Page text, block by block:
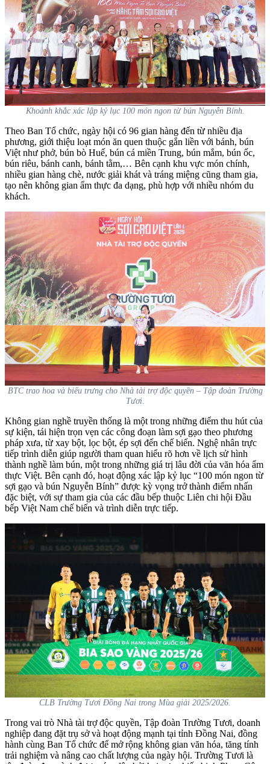
Khoảnh khắc xác lập kỷ lục 100 món ngon từ bún Nguyễn Bính.
Theo Ban Tổ chức, ngày hội có 96 gian hàng đến từ nhiều địa
phương, giới thiệu loạt món ăn quen thuộc gắn liền với bánh, bún
Việt như phở, bún bò Huế, bún cá miền Trung, bún mắm, bún ốc,
bún riêu, bánh canh, bánh tằm,… Bên cạnh khu vực món chính,
nhiều gian hàng chè, nước giải khát và tráng miệng cũng tham gia,
tạo nên không gian ẩm thực đa dạng, phù hợp với nhiều nhóm du
khách.
BTC trao hoa và biểu trưng cho Nhà tài trợ độc quyền – Tập đoàn Trường
Tươi.
Không gian nghề truyền thống là một trong những điểm thu hút của
sự kiện, tái hiện trọn vẹn các công đoạn làm sợi gạo theo phương
pháp xưa, từ xay bột, lọc bột, ép sợi đến chế biến. Nghệ nhân trực
tiếp trình diễn giúp người tham quan hiểu rõ hơn về lịch sử hình
thành nghề làm bún, một trong những giá trị lâu đời của văn hóa ẩm
thực Việt. Bên cạnh đó, hoạt động xác lập kỷ lục “100 món ngon từ
sợi gạo và bún Nguyễn Bính” được kỳ vọng trở thành điểm nhấn
đặc biệt, với sự tham gia của các đầu bếp thuộc Liên chi hội Đầu
bếp Việt Nam chế biến và trình diễn trực tiếp.
CLB Trường Tươi Đồng Nai trong Mùa giải 2025/2026.
Trong vai trò Nhà tài trợ độc quyền, Tập đoàn Trường Tươi, doanh
nghiệp đang đặt trụ sở và hoạt động mạnh tại tỉnh Đồng Nai, đồng
hành cùng Ban Tổ chức để mở rộng không gian văn hóa, tăng tính
trải nghiệm và nâng cao chất lượng của ngày hội. Trường Tươi là